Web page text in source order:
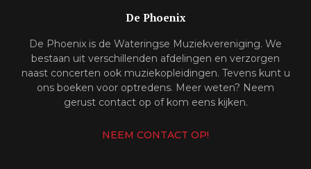
De Phoenix
De Phoenix is de Wateringse Muziekvereniging. We
bestaan uit verschillenden afdelingen en verzorgen
naast concerten ook muziekopleidingen. Tevens kunt u
ons boeken voor optredens. Meer weten? Neem
gerust contact op of kom eens kijken.
NEEM CONTACT OP!